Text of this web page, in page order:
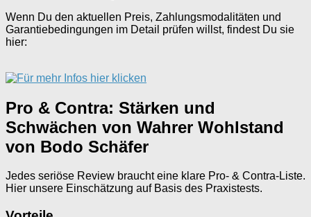
Wenn Du den aktuellen Preis, Zahlungsmodalitäten und
Garantiebedingungen im Detail prüfen willst, findest Du sie
hier:
Pro & Contra: Stärken und
Schwächen von Wahrer Wohlstand
von Bodo Schäfer
Jedes seriöse Review braucht eine klare Pro- & Contra-Liste.
Hier unsere Einschätzung auf Basis des Praxistests.